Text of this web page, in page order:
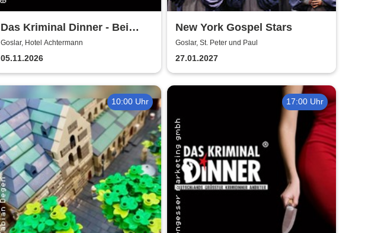
Das Kriminal Dinner - Bei
Aussage: Mord!
Goslar, Hotel Achtermann
05.11.2026
New York Gospel Stars
Goslar, St. Peter und Paul
27.01.2027
10:00 Uhr 17:00 Uhr